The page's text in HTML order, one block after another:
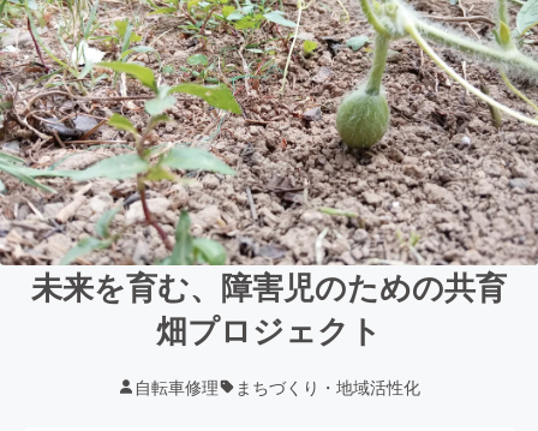
未来を育む、障害児のための共育
畑プロジェクト
自転車修理 まちづくり・地域活性化